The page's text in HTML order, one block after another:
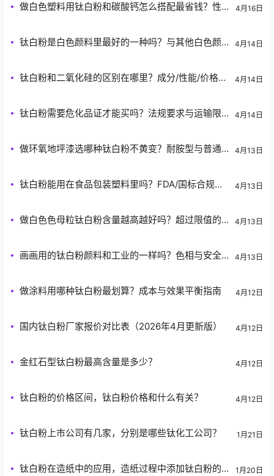
做白色塑料用钛白粉和碳酸钙怎么搭配最省钱？性
4月16日
钛白粉是白色颜料里最好的一种吗？与其他白色颜
4月14日
钛白粉和二氧化硅的区别在哪里？成分/性能/价格全
4月14日
钛白粉需要危化品证才能买吗？法规要求与运输限
4月14日
做环氧地坪漆选哪种钛白粉不黄变？耐胺型与普通
4月13日
钛白粉能用在食品包装塑料里吗？FDA/国标合规性
4月13日
做白色色母粒钛白粉含量越高越好吗？超过限值的
4月13日
画画用的钛白粉颜料和工业的一样吗？色相与安全
4月13日
做涂料用哪种钛白粉最划算？成本与效果平衡指南 4月12日
国内钛白粉厂家报价对比表（2026年4月更新版） 4月12日
金红石型钛白粉最高含量是多少？ 4月12日
钛白粉的价格区间，钛白粉价格和什么有关？ 4月12日
钛白粉上市公司有几家，分别是哪些钛化工公司？ 1月21日
钛白粉在造纸中的应用，造纸过程中添加钛白粉的
1月20日